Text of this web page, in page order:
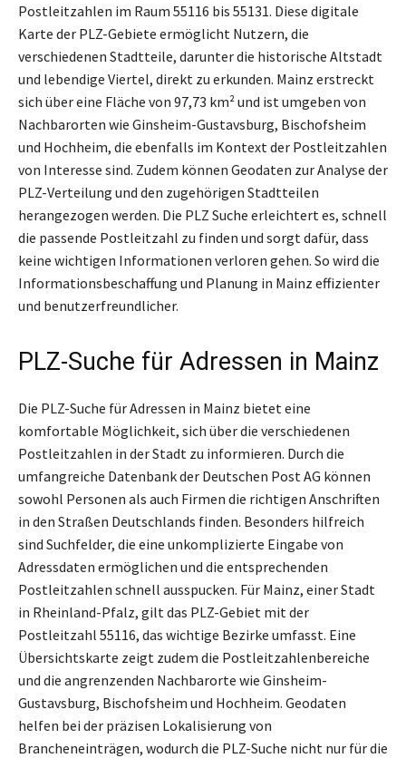
Postleitzahlen im Raum 55116 bis 55131. Diese digitale
Karte der PLZ-Gebiete ermöglicht Nutzern, die
verschiedenen Stadtteile, darunter die historische Altstadt
und lebendige Viertel, direkt zu erkunden. Mainz erstreckt
sich über eine Fläche von 97,73 km² und ist umgeben von
Nachbarorten wie Ginsheim-Gustavsburg, Bischofsheim
und Hochheim, die ebenfalls im Kontext der Postleitzahlen
von Interesse sind. Zudem können Geodaten zur Analyse der
PLZ-Verteilung und den zugehörigen Stadtteilen
herangezogen werden. Die PLZ Suche erleichtert es, schnell
die passende Postleitzahl zu finden und sorgt dafür, dass
keine wichtigen Informationen verloren gehen. So wird die
Informationsbeschaffung und Planung in Mainz effizienter
und benutzerfreundlicher.
PLZ-Suche für Adressen in Mainz
Die PLZ-Suche für Adressen in Mainz bietet eine
komfortable Möglichkeit, sich über die verschiedenen
Postleitzahlen in der Stadt zu informieren. Durch die
umfangreiche Datenbank der Deutschen Post AG können
sowohl Personen als auch Firmen die richtigen Anschriften
in den Straßen Deutschlands finden. Besonders hilfreich
sind Suchfelder, die eine unkomplizierte Eingabe von
Adressdaten ermöglichen und die entsprechenden
Postleitzahlen schnell ausspucken. Für Mainz, einer Stadt
in Rheinland-Pfalz, gilt das PLZ-Gebiet mit der
Postleitzahl 55116, das wichtige Bezirke umfasst. Eine
Übersichtskarte zeigt zudem die Postleitzahlenbereiche
und die angrenzenden Nachbarorte wie Ginsheim-
Gustavsburg, Bischofsheim und Hochheim. Geodaten
helfen bei der präzisen Lokalisierung von
Brancheneinträgen, wodurch die PLZ-Suche nicht nur für die